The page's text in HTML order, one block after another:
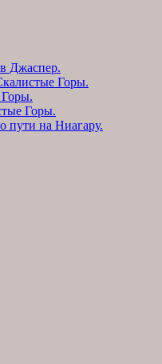
Джаспер.
Горы.
Горы.
пути на Ниагару.